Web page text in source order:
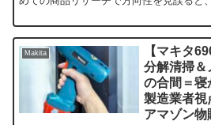
Makita
【マキタ
分解清掃＆
の合間＝寝
製造業者
アマゾン物